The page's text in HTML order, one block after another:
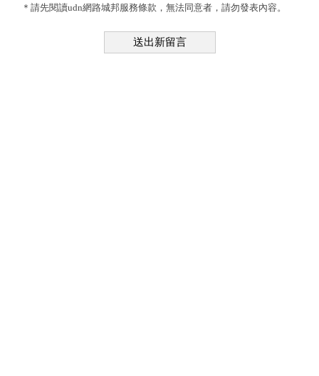
＊請先閱讀udn網路城邦服務條款 ，無法同意者，請勿發表內容。
送出新留言